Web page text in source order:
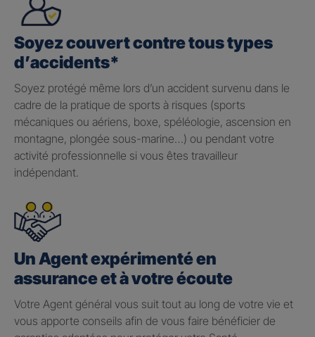
Soyez couvert contre tous types
d’accidents*
Soyez protégé même lors d’un accident survenu dans le
cadre de la pratique de sports à risques (sports
mécaniques ou aériens, boxe, spéléologie, ascension en
montagne, plongée sous-marine…) ou pendant votre
activité professionnelle si vous êtes travailleur
indépendant.
Un Agent expérimenté en
assurance et à votre écoute
Votre Agent général vous suit tout au long de votre vie et
vous apporte conseils afin de vous faire bénéficier de